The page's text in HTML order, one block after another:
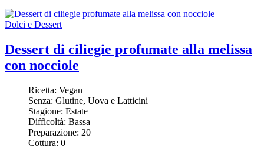
Dolci e Dessert
Dessert di ciliegie profumate alla melissa
con nocciole
Ricetta: Vegan
Senza: Glutine, Uova e Latticini
Stagione: Estate
Difficoltà: Bassa
Preparazione: 20
Cottura: 0